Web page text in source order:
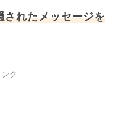
されたメッセージを
ク